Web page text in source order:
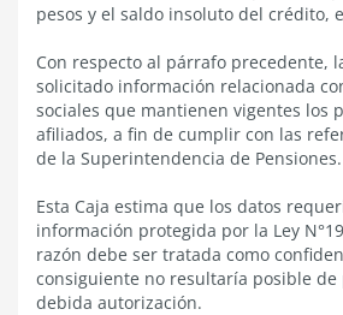
pesos y el saldo insoluto del crédito,
Con respecto al párrafo precedente,
solicitado información relacionada
sociales que mantienen vigentes los
afiliados, a fin de cumplir con las
de la Superintendencia de Pensiones.
Esta Caja estima que los datos
información protegida por la Ley
razón debe ser tratada como
consiguiente no resultaría posible
debida autorización.